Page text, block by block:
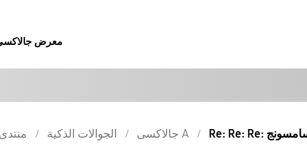
معرض
الجوالات الذكية جالاكسى A